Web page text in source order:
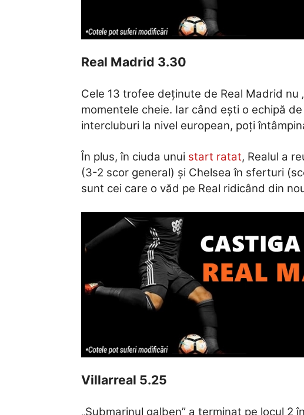
Real Madrid 3.30
Cele 13 trofee deținute de Real Madrid nu
momentele cheie. Iar când ești o echipă
intercluburi la nivel european, poți
În plus, în ciuda unui start ratat, Realul a
(3-2 scor general) și Chelsea în sferturi
sunt cei care o văd pe Real ridicând din
Villarreal 5.25
„Submarinul galben” a terminat pe locul